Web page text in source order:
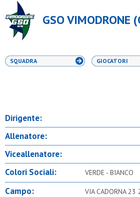
GSO VIMODRONE
SQUADRA GIOCATORI
Dirigente:
Allenatore:
Viceallenatore:
Colori Sociali:
VERDE - BIANCO
Campo: VIA CADORNA